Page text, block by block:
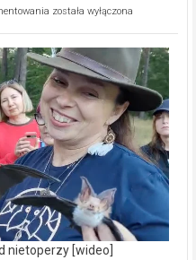
Ekologiczne
–
prawdziwy
skarb
natury
[wideo]
została wyłączona
nietoperzy [wideo]